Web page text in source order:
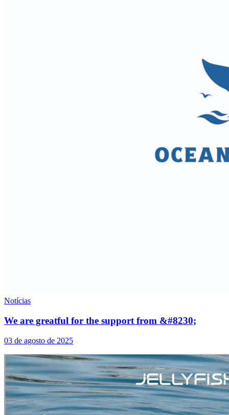
Notícias
We are greatful for the support from &#8230;
03 de agosto de 2025